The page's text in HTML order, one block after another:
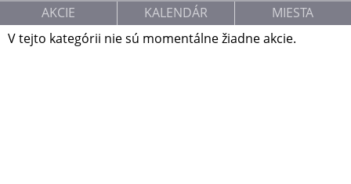
V tejto kategórii nie sú momentálne žiadne akcie.
AKCIE KALENDÁR MIESTA